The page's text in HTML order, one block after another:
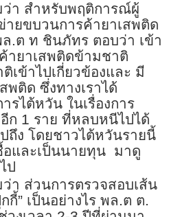
ว่า สำหรับพฤติการณ์ผู้
ายขบวนการค้ายาเสพติด
.ต ท ชินภัทร ตอบว่า เข้า
ายาเสพติดข้ามชาติ
เข้าไปเกี่ยวข้องและ มี
พติด ซึ่งทางเราได้
รไต้หวัน ในเรื่องการ
ก 1 ราย ที่หลบหนีไปได้
ถึง โดยชาวไต้หวันรายนี้
และเป็นนายทุน มาดู
ป
า ส่วนการตรวจสอบเส้น
กี้” เป็นอย่างไร พล.ต ต.